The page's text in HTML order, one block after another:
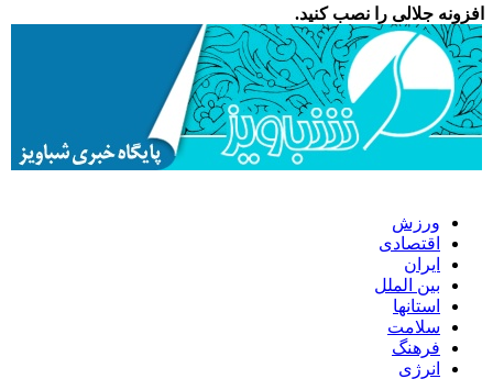
افزونه جلالی را نصب کنید.
ورزش
اقتصادی
ایران
بین الملل
استانها
سلامت
فرهنگ
انرژی